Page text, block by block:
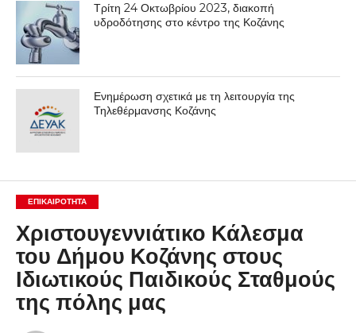
Τρίτη 24 Οκτωβρίου 2023, διακοπή
υδροδότησης στο κέντρο της Κοζάνης
Ενημέρωση σχετικά με τη λειτουργία της
Τηλεθέρμανσης Κοζάνης
ΕΠΙΚΑΙΡΟΤΗΤΑ
Χριστουγεννιάτικο Κάλεσμα
του Δήμου Κοζάνης στους
Ιδιωτικούς Παιδικούς Σταθμούς
της πόλης μας